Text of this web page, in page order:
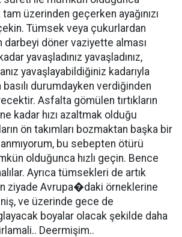
tam üzerinden geçerken ayağınızı
Tümsek veya çukurlardan
döner vaziyette alması
yavaşladınız yavaşladınız,
yavaşlayabildiğiniz kadarıyla
durumdayken verdiğinden
Asfalta gömülen tırtıkların
kadar hızı azaltmak olduğu
ön takımları bozmaktan başka bir
bu sebepten ötürü
olduğunca hızlı geçin. Bence
Ayrıca tümsekleri de artık
ziyade Avrupa�daki örneklerine
ve üzerinde gece de
boyalar olacak şekilde daha
Deermişim..